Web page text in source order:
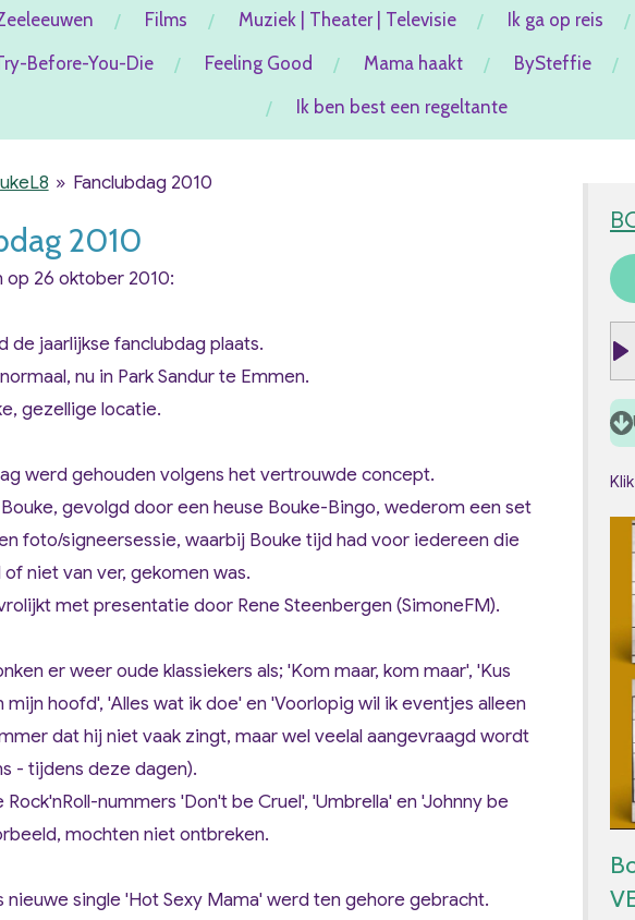
Films Muziek | Theater | Televisie Ik ga op reis
Before-You-Die
Feeling Good Mama haakt BySteffie
Ik ben best een regeltante
» Fanclubdag 2010
2010
op 26 oktober 2010:
de jaarlijkse fanclubdag plaats.
nu in Park Sandur te Emmen.
gezellige locatie.
werd gehouden volgens het vertrouwde concept.
gevolgd door een heuse Bouke-Bingo, wederom een set
foto/signeersessie, waarbij Bouke tijd had voor iedereen die
niet van ver, gekomen was.
met presentatie door Rene Steenbergen (SimoneFM).
er weer oude klassiekers als; 'Kom maar, kom maar', 'Kus
mijn hoofd', 'Alles wat ik doe'en'Voorlopig wil ik eventjes alleen
dat hij niet vaak zingt, maar wel veelal aangevraagd wordt
- tijdens deze dagen).
Rock'nRoll-nummers 'Don't be Cruel', 'Umbrella'en 'Johnny be
mochten niet ontbreken.
nieuwe single 'Hot Sexy Mama'werd ten gehore gebracht.
P
l
a
Klik